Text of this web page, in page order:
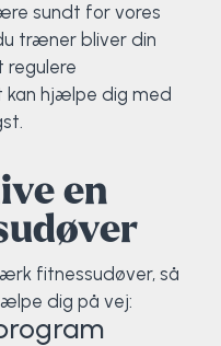
sundt for vores
træner bliver din
regulere
kan hjælpe dig med
en
fitnessudøver, så
dig på vej: